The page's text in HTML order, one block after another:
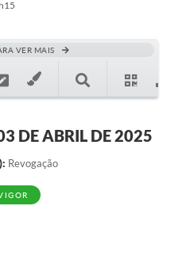
VER MAIS
DE ABRIL DE 2025
Revogação